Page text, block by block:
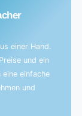
einer Hand.
und ein
einfache
und